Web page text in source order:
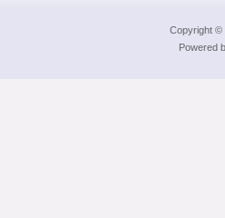
Copyright ©
Powered